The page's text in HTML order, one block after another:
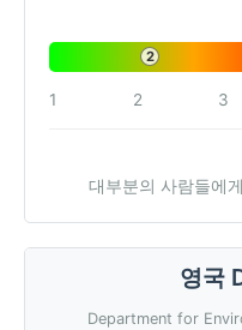
2
1 2 3
대부분의 사람들에
영국
Department for